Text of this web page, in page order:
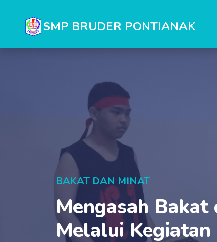
SMP BRUDER PONTIANAK